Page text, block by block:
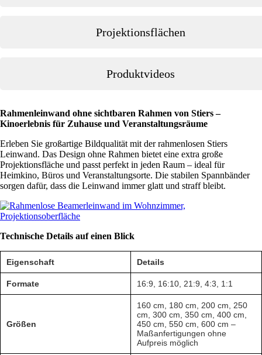
Projektionsflächen
Produktvideos
Rahmenleinwand ohne sichtbaren Rahmen von Stiers –
Kinoerlebnis für Zuhause und Veranstaltungsräume
Erleben Sie großartige Bildqualität mit der rahmenlosen Stiers
Leinwand. Das Design ohne Rahmen bietet eine extra große
Projektionsfläche und passt perfekt in jeden Raum – ideal für
Heimkino, Büros und Veranstaltungsorte. Die stabilen Spannbänder
sorgen dafür, dass die Leinwand immer glatt und straff bleibt.
Technische Details auf einen Blick
Eigenschaft Details
Formate 16:9, 16:10, 21:9, 4:3, 1:1
Größen
160 cm, 180 cm, 200 cm, 250
cm, 300 cm, 350 cm, 400 cm,
450 cm, 550 cm, 600 cm –
Maßanfertigungen ohne
Aufpreis möglich